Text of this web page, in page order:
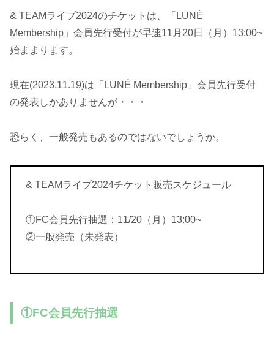
& TEAMライブ2024のチケットは、「LUNÉ
Membership」会員先行受付が早速11月20日（月）13:00~
始ままります。
現在(2023.11.19)は「LUNÉ Membership」会員先行受付
の発表しかありませんが・・・
恐らく、一般発売もあるのではないでしょうか。
& TEAMライブ2024チケット販売スケジュール
①FC会員先行抽選：11/20（月）13:00~
②一般発売（未発表）
①FC会員先行抽選